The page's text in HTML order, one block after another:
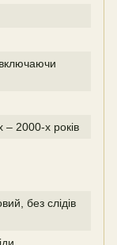
2000-х років
без слідів